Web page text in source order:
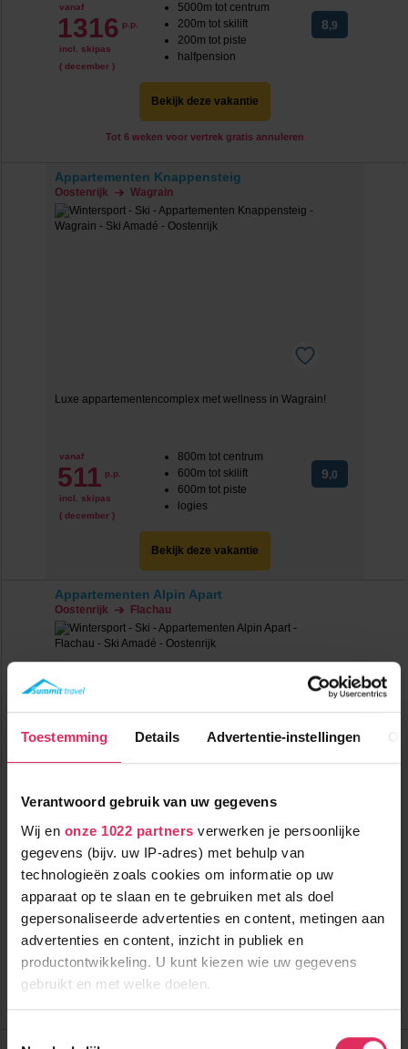
Toestemming Details Advertentie-instellingen
Verantwoord gebruik van uw gegevens
Wij en onze 1022 partners verwerken je persoonlijke
gegevens (bijv. uw IP-adres) met behulp van
technologieën zoals cookies om informatie op uw
apparaat op te slaan en te gebruiken met als doel
gepersonaliseerde advertenties en content, metingen aan
advertenties en content, inzicht in publiek en
productontwikkeling. U kunt kiezen wie uw gegevens
gebruikt en met welke doelen.
vanaf
1316 p.p.
incl. skipas
( december )
5000m tot centrum
200m tot skilift
200m tot piste
halfpension
8,9
Bekijk deze vakantie
Tot 6 weken voor vertrek gratis annuleren
Appartementen Knappensteig
Oostenrijk Wagrain
Luxe appartementencomplex met wellness in Wagrain!
vanaf
511 p.p.
incl. skipas
( december )
800m tot centrum
600m tot skilift
600m tot piste
logies
9,0
Bekijk deze vakantie
Appartementen Alpin Apart
Oostenrijk Flachau
vanaf
415
incl. skipas
5000m tot centrum
2500m tot skilift
2300m tot piste
logies
7,0
Bekijk deze vakantie
Hotel Jägerhof